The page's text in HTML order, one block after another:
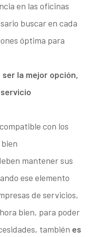
en las oficinas
buscar en cada
óptima para
la mejor opción,
con los
mantener sus
ese elemento
de servicios,
bien, para poder
también es